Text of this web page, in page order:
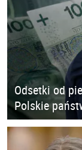
Odsetki od
Polskie